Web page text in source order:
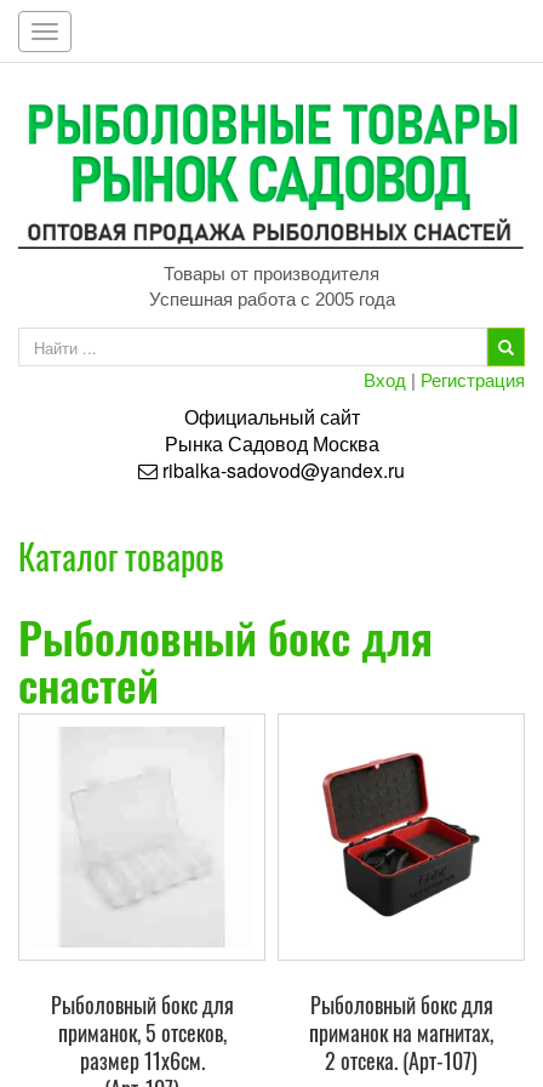
Toggle
navigation
Товары от производителя
Успешная работа с 2005 года
Вход | Регистрация
Официальный сайт
РынкаСадовод Москва
ribalka-sadovod@yandex.ru
Каталог товаров
Рыболовный бокс для
снастей
Рыболовный бокс для
приманок, 5 отсеков,
размер 11х6см.
Рыболовный бокс для
приманок на магнитах,
2 отсека. (Арт-107)